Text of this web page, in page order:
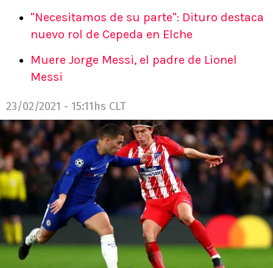
"Necesitamos de su parte": Dituro destaca
nuevo rol de Cepeda en Elche
Muere Jorge Messi, el padre de Lionel
Messi
23/02/2021 - 15:11hs CLT